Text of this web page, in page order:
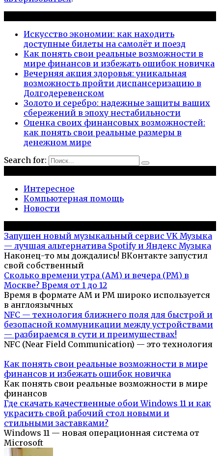
Искусство экономии: как находить
доступные билеты на самолёт и поезд
Как понять свои реальные возможности в
мире финансов и избежать ошибок новичка
Вечерняя акция здоровья: уникальная
возможность пройти диспансеризацию в
Долгодеревенском
Золото и серебро: надежные защиты ваших
сбережений в эпоху нестабильности
Оценка своих финансовых возможностей:
как понять свои реальные размеры в
денежном мире
Search for:
Интересное
Компьютерная помощь
Новости
Запущен новый музыкальный сервис VK Музыка
— лучшая альтернатива Spotify и Яндекс Музыка
Наконец-то мы дождались! ВКонтакте запустил
свой собственный
Сколько времени утра (AM) и вечера (PM) в
Москве? Время от 1 до 12
Время в формате AM и PM широко используется
в англоязычных
NFC — технология ближнего поля для быстрой и
безопасной коммуникации между устройствами
— разбираемся в сути и преимуществах!
NFC (Near Field Communication) — это технология
Как понять свои реальные возможности в мире
финансов и избежать ошибок новичка
Как понять свои реальные возможности в мире
финансов
Где скачать качественные обои Windows 11 и как
украсить свой рабочий стол новыми и
стильными заставками?
Windows 11 — новая операционная система от
Microsoft